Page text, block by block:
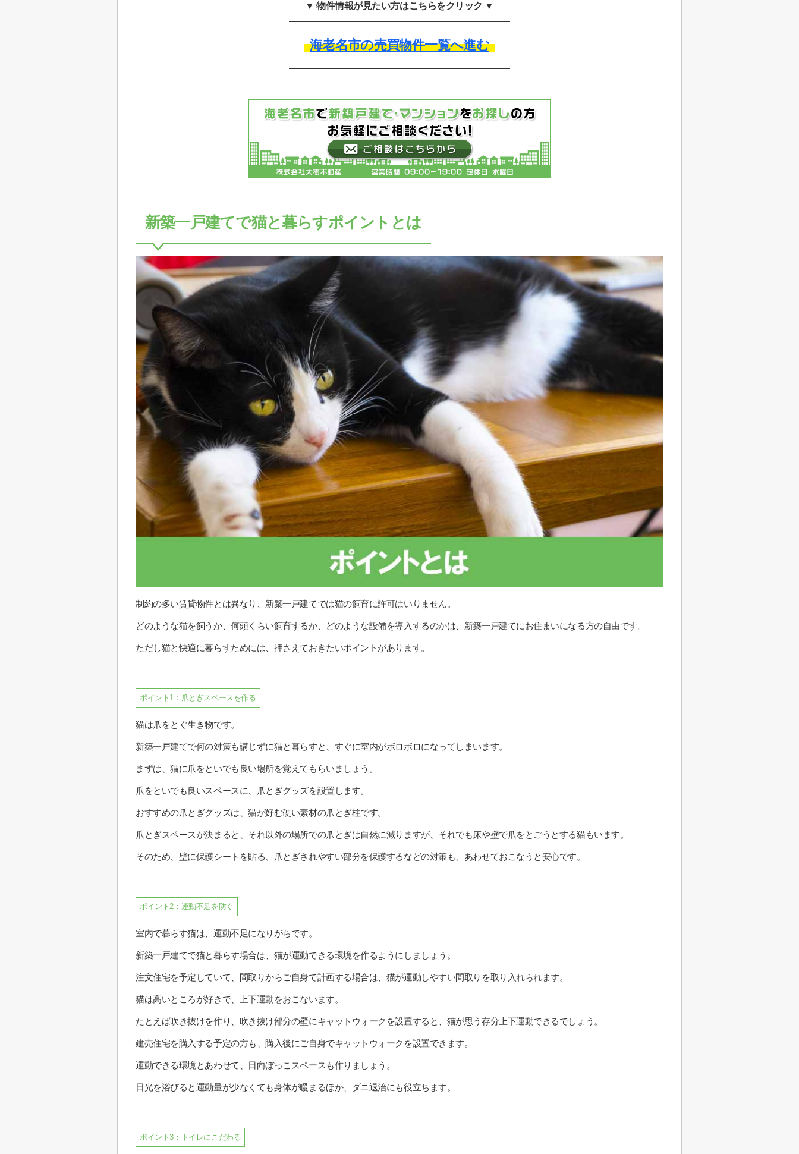
▼ 物件情報が見たい方はこちらをクリック ▼
海老名市の売買物件一覧へ進む
新築一戸建てで猫と暮らすポイントとは
制約の多い賃貸物件とは異なり、新築一戸建てでは猫の飼育に許可はいりません。
どのような猫を飼うか、何頭くらい飼育するか、どのような設備を導入するのかは、新築一戸建てにお住まいになる方の自由です。
ただし猫と快適に暮らすためには、押さえておきたいポイントがあります。
ポイント1：爪とぎスペースを作る
猫は爪をとぐ生き物です。
新築一戸建てで何の対策も講じずに猫と暮らすと、すぐに室内がボロボロになってしまいます。
まずは、猫に爪をといでも良い場所を覚えてもらいましょう。
爪をといでも良いスペースに、爪とぎグッズを設置します。
おすすめの爪とぎグッズは、猫が好む硬い素材の爪とぎ柱です。
爪とぎスペースが決まると、それ以外の場所での爪とぎは自然に減りますが、それでも床や壁で爪をとごうとする猫もいます。
そのため、壁に保護シートを貼る、爪とぎされやすい部分を保護するなどの対策も、あわせておこなうと安心です。
ポイント2：運動不足を防ぐ
室内で暮らす猫は、運動不足になりがちです。
新築一戸建てで猫と暮らす場合は、猫が運動できる環境を作るようにしましょう。
注文住宅を予定していて、間取りからご自身で計画する場合は、猫が運動しやすい間取りを取り入れられます。
猫は高いところが好きで、上下運動をおこないます。
たとえば吹き抜けを作り、吹き抜け部分の壁にキャットウォークを設置すると、猫が思う存分上下運動できるでしょう。
建売住宅を購入する予定の方も、購入後にご自身でキャットウォークを設置できます。
運動できる環境とあわせて、日向ぼっこスペースも作りましょう。
日光を浴びると運動量が少なくても身体が暖まるほか、ダニ退治にも役立ちます。
ポイント3：トイレにこだわる